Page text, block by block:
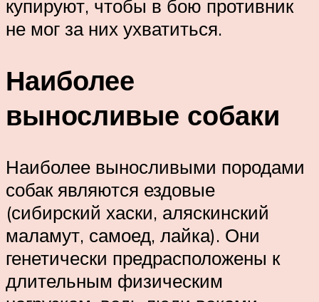
купируют, чтобы в бою противник
не мог за них ухватиться.
Наиболее
выносливые собаки
Наиболее выносливыми породами
собак являются ездовые
(сибирский хаски, аляскинский
маламут, самоед, лайка). Они
генетически предрасположены к
длительным физическим